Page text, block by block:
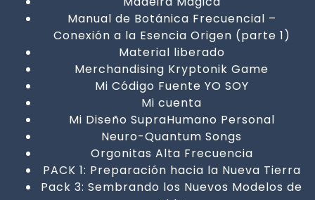
Manual de Botánica Frecuencial –
Conexión a la Esencia Origen (parte 1)
Material liberado
Merchandising Kryptonik Game
Mi Código Fuente YO SOY
Mi cuenta
Mi Diseño SupraHumano Personal
Neuro-Quantum Songs
Orgonitas Alta Frecuencia
PACK 1: Preparación hacia la Nueva Tierra
Pack 3: Sembrando los Nuevos Modelos de